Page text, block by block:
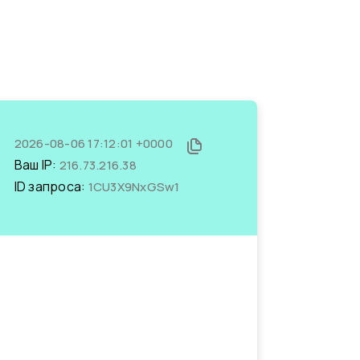
2026-08-06 17:12:01 +0000
Ваш IP: 216.73.216.38
ID запроса: 1CU3X9NxGSw1